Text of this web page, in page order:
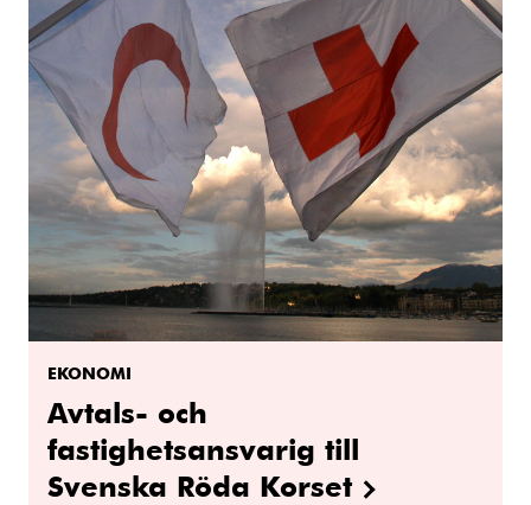
EKONOMI
Avtals- och
fastighetsansvarig till
Svenska Röda Korset